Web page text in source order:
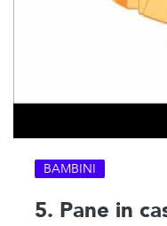
BAMBINI
5. Pane in